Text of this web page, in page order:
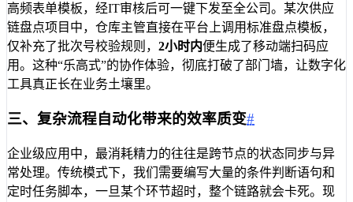
高频表单模板，经IT审核后可一键下发至全公司。某次供应
链盘点项目中，仓库主管直接在平台上调用标准盘点模板，
仅补充了批次号校验规则， 2小时内便生成了移动端扫码应
用。这种“乐高式”的协作体验，彻底打破了部门墙，让数字化
工具真正长在业务土壤里。
三、复杂流程自动化带来的效率质变#
企业级应用中，最消耗精力的往往是跨节点的状态同步与异
常处理。传统模式下，我们需要编写大量的条件判断语句和
定时任务脚本，一旦某个环节超时，整个链路就会卡死。现